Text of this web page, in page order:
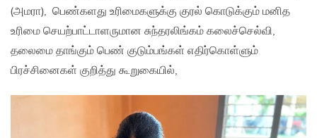
(அமரா), பெண்களது உரிமைகளுக்கு குரல் கொடுக்கும் மனித
உரிமை செயற்பாட்டாளருமான சுந்தரலிங்கம் கலைச்செல்வி,
தலைமை தாங்கும் பெண் குடும்பங்கள் எதிர்கொள்ளும்
பிரச்சினைகள் குறித்து கூறுகையில்,